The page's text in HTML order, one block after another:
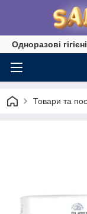
Одноразові
Товари та